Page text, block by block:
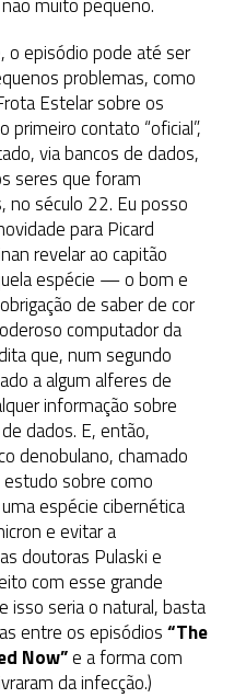
o episódio pode até ser
problemas, como
Estelar sobre os
primeiro contato “oficial”,
via bancos de dados,
seres que foram
século 22. Eu posso
para Picard
revelar ao capitão
espécie — o bom e
de saber de cor
computador da
que, num segundo
a algum alferes de
informação sobre
dados. E, então,
denobulano, chamado
sobre como
espécie cibernética
e evitar a
doutoras Pulaski e
com esse grande
isso seria o natural, basta
entre os episódios“The
Now”e a forma com
da infecção.)